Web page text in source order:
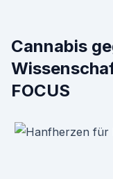
Cannabis
FOCUS